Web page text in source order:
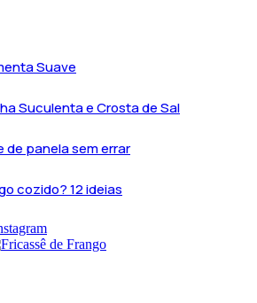
Suave
Suculenta e Crosta de Sal
de panela sem errar
cozido? 12 ideias